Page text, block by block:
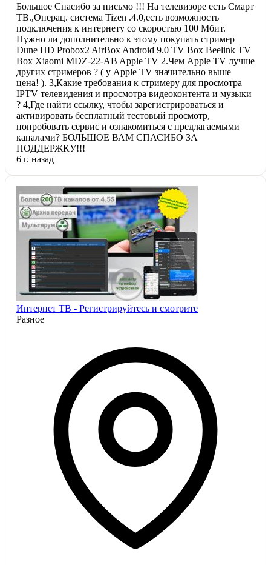
Большое Спасибо за письмо !!! На телевизоре есть Смарт
ТВ.,Операц. система Tizen .4.0,есть возможность
подключения к интернету со скоростью 100 Мбит.
Нужно ли дополнительно к этому покупать стример
Dune HD Probox2 AirBox Android 9.0 TV Box Beelink TV
Box Xiaomi MDZ-22-AB Apple TV 2.Чем Apple TV лучше
других стримеров ? ( у Apple TV значительно выше
цена! ). 3,Какие требования к стримеру для просмотра
IPTV телевидения и просмотра видеоконтента и музыки
? 4,Где найти ссылку, чтобы зарегистрироваться и
активировать бесплатный тестовый просмотр,
попробовать сервис и ознакомиться с предлагаемыми
каналами? БОЛЬШОЕ ВАМ СПАСИБО ЗА
ПОДДЕРЖКУ!!!
6 г. назад
Интернет ТВ - Регистрируйтесь и смотрите
Разное